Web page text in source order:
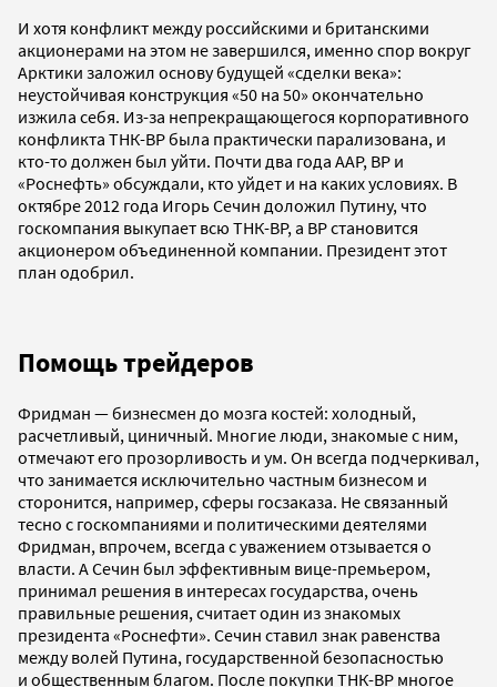
И хотя конфликт между российскими и британскими
акционерами на этом не завершился, именно спор вокруг
Арктики заложил основу будущей «сделки века»:
неустойчивая конструкция «50 на 50» окончательно
изжила себя. Из-за непрекращающегося корпоративного
конфликта ТНК-ВР была практически парализована, и
кто-то должен был уйти. Почти два года ААР, ВР и
«Роснефть» обсуждали, кто уйдет и на каких условиях. В
октябре 2012 года Игорь Сечин доложил Путину, что
госкомпания выкупает всю ТНК-ВР, а ВР становится
акционером объединенной компании. Президент этот
план одобрил.
Помощь трейдеров
Фридман — бизнесмен до мозга костей: холодный,
расчетливый, циничный. Многие люди, знакомые с ним,
отмечают его прозорливость и ум. Он всегда подчеркивал,
что занимается исключительно частным бизнесом и
сторонится, например, сферы госзаказа. Не связанный
тесно с госкомпаниями и политическими деятелями
Фридман, впрочем, всегда с уважением отзывается о
власти. А Сечин был эффективным вице-премьером,
принимал решения в интересах государства, очень
правильные решения, считает один из знакомых
президента «Роснефти». Сечин ставил знак равенства
между волей Путина, государственной безопасностью
и общественным благом. После покупки ТНК-ВР многое